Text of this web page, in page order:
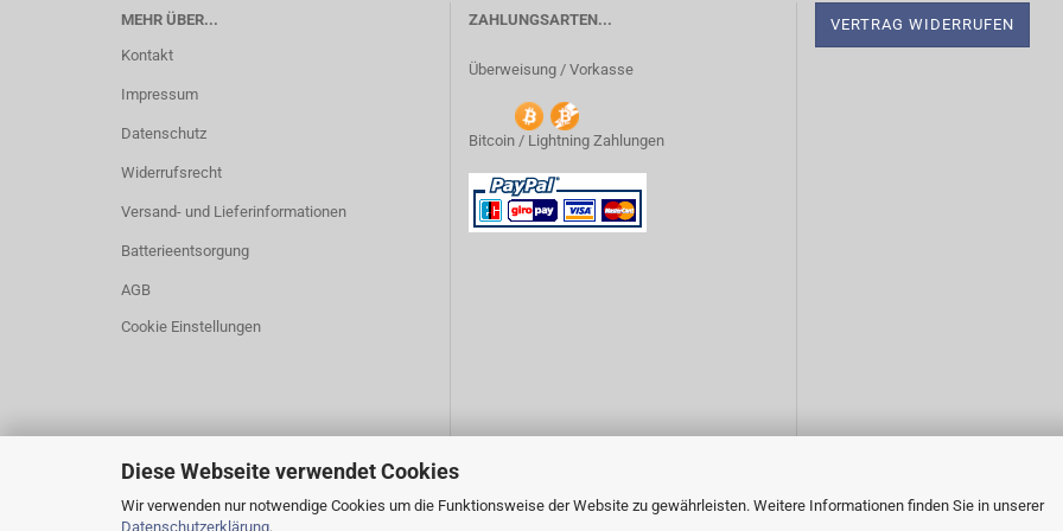
Diese Webseite verwendet Cookies
Wir verwenden nur notwendige Cookies um die Funktionsweise der Website zu gewährleisten. Weitere Informationen finden Sie in unserer
Datenschutzerklärung.
MEHR ÜBER...
Kontakt
Impressum
Datenschutz
Widerrufsrecht
Versand- und Lieferinformationen
Batterieentsorgung
AGB
Cookie Einstellungen
ZAHLUNGSARTEN...
Überweisung / Vorkasse
Bitcoin / Lightning Zahlungen
VERTRAG WIDERRUFEN